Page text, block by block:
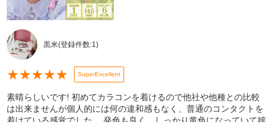
黒米(登録件数:1)
★★★★★ SuperExcellent
素晴らしいです! 初めてカラコンを着けるので他社や他種との比較
は出来ませんが個人的には何の違和感もなく、普通のコンタクトを
着けている感覚でした。 発色も良く、しっかり黄色になっていて嬉